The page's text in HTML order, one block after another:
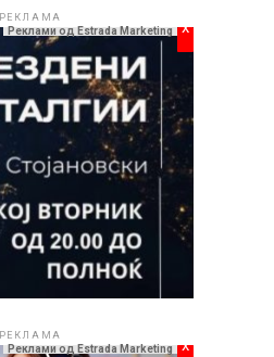
РЕКЛАМА
Реклами од Estrada Marketing x
РЕКЛАМА
Реклами од Estrada Marketing x